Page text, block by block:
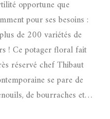
opportune que
pour ses besoins :
de 200 variétés de
! Ce potager floral fait
réservé chef Thibaut
se pare de
de bourraches et…